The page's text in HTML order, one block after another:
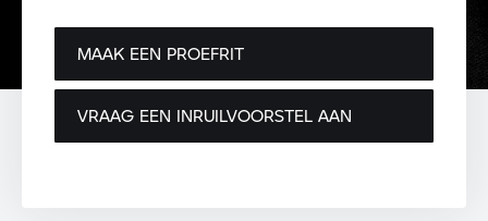
MAAK EEN PROEFRIT
VRAAG EEN INRUILVOORSTEL AAN